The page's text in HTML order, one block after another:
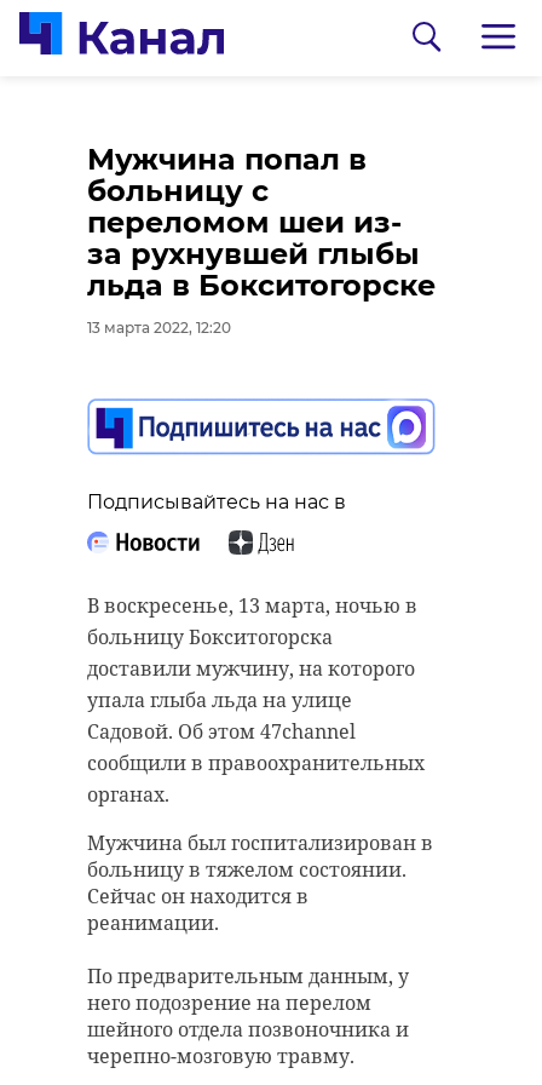
Мужчина попал в
больницу с
переломом шеи из-
за рухнувшей глыбы
льда в Бокситогорске
13 марта 2022, 12:20
Подписывайтесь на нас в
В воскресенье, 13 марта, ночью в
больницу Бокситогорска
доставили мужчину, на которого
упала глыба льда на улице
Садовой. Об этом 47channel
сообщили в правоохранительных
органах.
Мужчина был госпитализирован в
больницу в тяжелом состоянии.
Сейчас он находится в
реанимации.
По предварительным данным, у
него подозрение на перелом
шейного отдела позвоночника и
черепно-мозговую травму.
В Красном Селе
откроется новая
поликлиника,
рассчитанная на 600
пациентов в смену
13 марта 2022, 11:37
Подписывайтесь на нас в
В ближайшие дни в Красном Селе
откроется новая поликлиника
№93 на переулке Щуппа.
Медучреждение бережливого
типа станет одним из
крупнейших медцентров в городе
и будет принимать 600 пациентов
марта, сообщили в пресс-службе
правительства Санкт-Петербурга.
Поликлиника отлично оснащена,
- Отделения травматологии,
хирургии, стоматологии,
реабилитации, лучевой
Александр
Дрозденко поручил
разобраться в
прекращении
финансирования
благотворительного
фонда «Дикони»
Подписывайтесь на нас в
В субботу, 12 марта, в Telegram-
канале Александр Дрозденко
поручил профильным комитетам
регионального правительства и
уполномоченным по правам
ребенка как следует разобраться в
причинах прекращения
финансирования